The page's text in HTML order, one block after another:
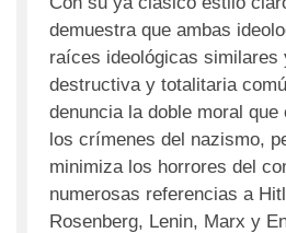
demuestra que ambas
raíces ideológicas similares
destructiva y totalitaria
denuncia la doble moral que
los crímenes del nazismo,
minimiza los horrores del
numerosas referencias a
Rosenberg, Lenin, Marx y